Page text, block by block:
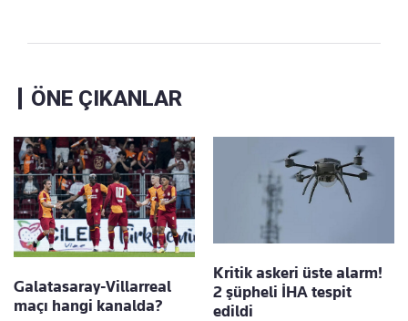
ÖNE ÇIKANLAR
Galatasaray-Villarreal
maçı hangi kanalda?
Kritik askeri üste alarm!
2 şüpheli İHA tespit
edildi